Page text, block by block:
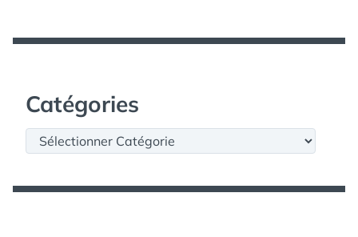
Catégories
Catégories